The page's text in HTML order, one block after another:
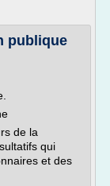
publique
de la
qui
et des